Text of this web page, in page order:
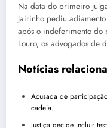
Na data do primeiro
Jairinho pediu
após o indeferimento do
Louro, os advogados de
Notícias
Acusada de
cadeia.
Justiça decide incluir